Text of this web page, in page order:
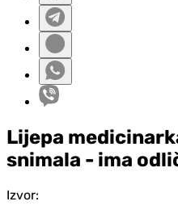
Lijepa
snimala - ima
Izvor: